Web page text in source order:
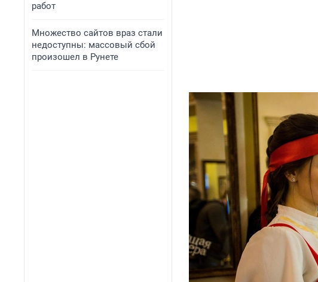
работ
Множество сайтов враз стали
недоступны: массовый сбой
произошел в Рунете